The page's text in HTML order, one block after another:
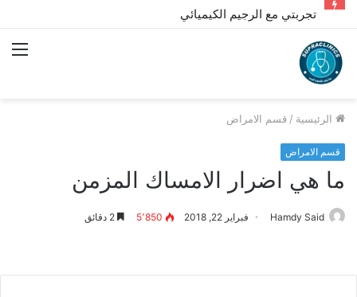
تجربتي مع الرجيم الكيميائي
الرئيسية / قسم الامراض
قسم الامراض
ما هي اضرار الامساك المزمن
Hamdy Said فبراير 22, 2018 5٬850